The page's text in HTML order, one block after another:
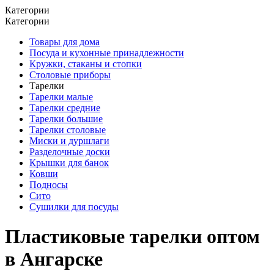
Категории
Категории
Товары для дома
Посуда и кухонные принадлежности
Кружки, стаканы и стопки
Столовые приборы
Тарелки
Тарелки малые
Тарелки средние
Тарелки большие
Тарелки столовые
Миски и дуршлаги
Разделочные доски
Крышки для банок
Ковши
Подносы
Сито
Сушилки для посуды
Пластиковые тарелки оптом
в Ангарске